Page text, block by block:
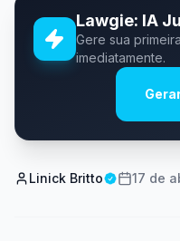
Lawgie: IA
Gere sua
imediatamente.
Linick Britto 17 de